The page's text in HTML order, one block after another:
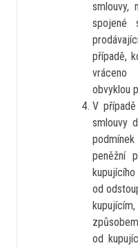
smlouvy,
spojené
případě,
obvyklou
V
smlouvy
peněžní
od
od